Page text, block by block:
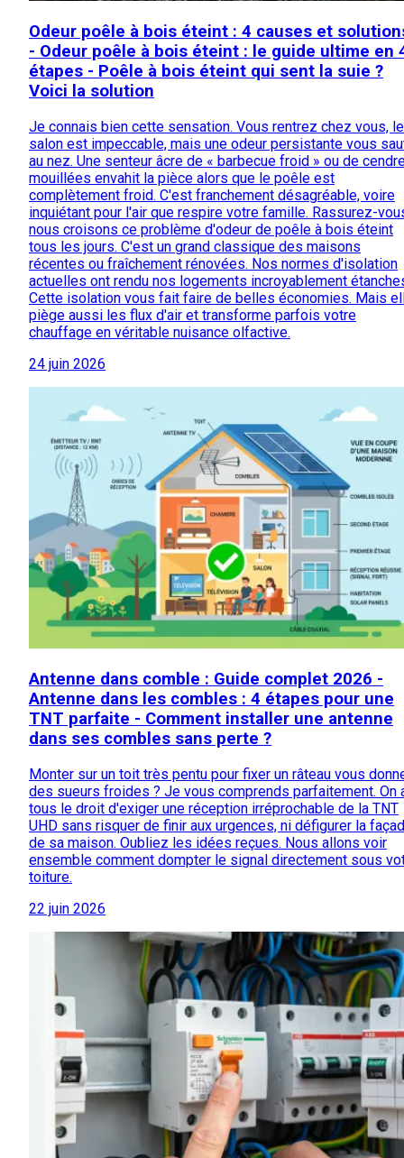
Odeur poêle à bois éteint : 4 causes et
- Odeur poêle à bois éteint : le guide ultime en
étapes - Poêle à bois éteint qui sent la suie ?
Voici la solution
Je connais bien cette sensation. Vous rentrez chez vous, le
salon est impeccable, mais une odeur persistante vous
au nez. Une senteur âcre de « barbecue froid » ou de
mouillées envahit la pièce alors que le poêle est
complètement froid. C'est franchement désagréable, voire
inquiétant pour l'air que respire votre famille. Rassurez-
nous croisons ce problème d'odeur de poêle à bois éteint
tous les jours. C'est un grand classique des maisons
récentes ou fraîchement rénovées. Nos normes d'isolation
actuelles ont rendu nos logements incroyablement
Cette isolation vous fait faire de belles économies. Mais
piège aussi les flux d'air et transforme parfois votre
chauffage en véritable nuisance olfactive.
24 juin 2026
Antenne dans comble : Guide complet 2026 -
Antenne dans les combles : 4 étapes pour une
TNT parfaite - Comment installer une antenne
dans ses combles sans perte ?
Monter sur un toit très pentu pour fixer un râteau vous
des sueurs froides ? Je vous comprends parfaitement. On
tous le droit d'exiger une réception irréprochable de la TNT
UHD sans risquer de finir aux urgences, ni défigurer la
de sa maison. Oubliez les idées reçues. Nous allons voir
ensemble comment dompter le signal directement sous
toiture.
22 juin 2026